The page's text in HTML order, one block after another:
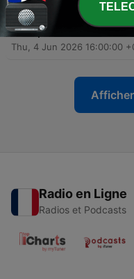
44 - L'Algérie de retour
quelles ambitions ?
Thu, 4 Jun 2026 16:00:00
Radio en Ligne
Radios et Podcasts